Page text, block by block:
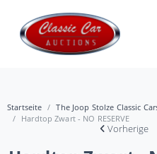
Startseite
The Joop Stolze Classic
Hardtop Zwart - NO RESERVE
Vorherige